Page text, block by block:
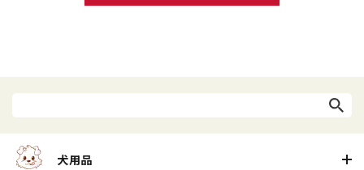
犬用品